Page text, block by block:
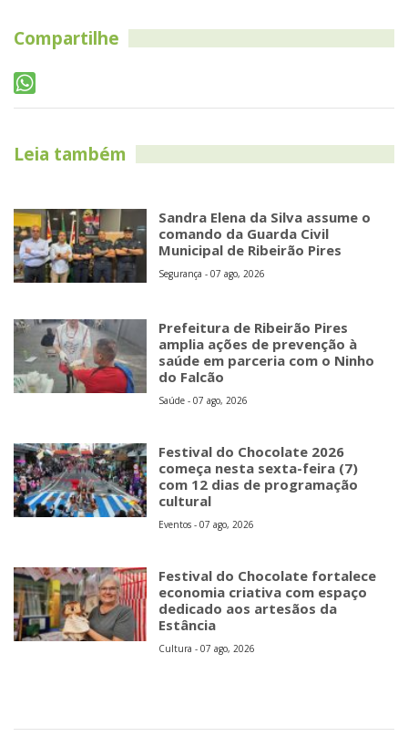
Compartilhe
Leia também
Sandra Elena da Silva assume o
comando da Guarda Civil
Municipal de Ribeirão Pires
Segurança - 07 ago, 2026
Prefeitura de Ribeirão Pires
amplia ações de prevenção à
saúde em parceria com o Ninho
do Falcão
Saúde - 07 ago, 2026
Festival do Chocolate 2026
começa nesta sexta-feira (7)
com 12 dias de programação
cultural
Eventos - 07 ago, 2026
Festival do Chocolate fortalece
economia criativa com espaço
dedicado aos artesãos da
Estância
Cultura - 07 ago, 2026